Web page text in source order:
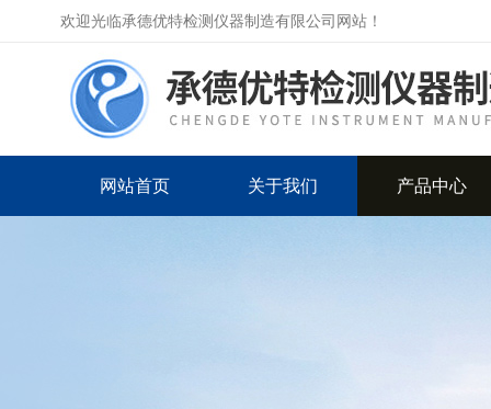
欢迎光临承德优特检测仪器制造有限公司网站！
网站首页 关于我们 产品中心